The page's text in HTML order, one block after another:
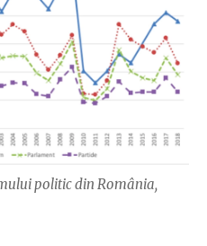
politic din România,